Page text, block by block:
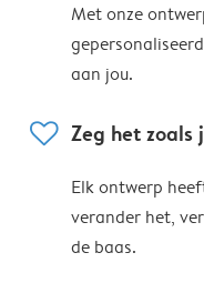
Met onze
aan jou.
heart Zeg het zoals
Elk ontwerp
verander het,
de baas.